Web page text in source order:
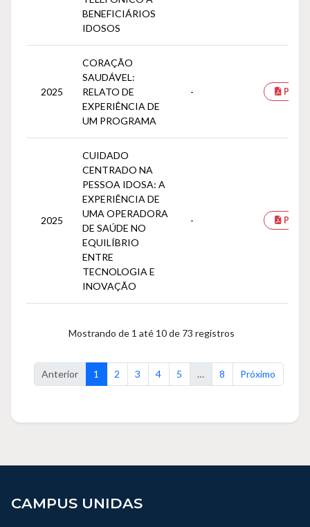
BENEFICIÁRIOS
IDOSOS
2025
CORAÇÃO
SAUDÁVEL:
RELATO DE
EXPERIÊNCIA DE
UM PROGRAMA
- PDF
2025
CUIDADO
CENTRADO NA
PESSOA IDOSA: A
EXPERIÊNCIA DE
UMA OPERADORA
DE SAÚDE NO
EQUILÍBRIO
ENTRE
TECNOLOGIA E
INOVAÇÃO
- PDF
Mostrando de 1 até 10 de 73 registros
Anterior 1 2 3 4 5 … 8 Próximo
CAMPUS UNIDAS